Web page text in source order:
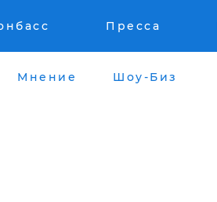
Пресса
Мнение Шоу-Биз